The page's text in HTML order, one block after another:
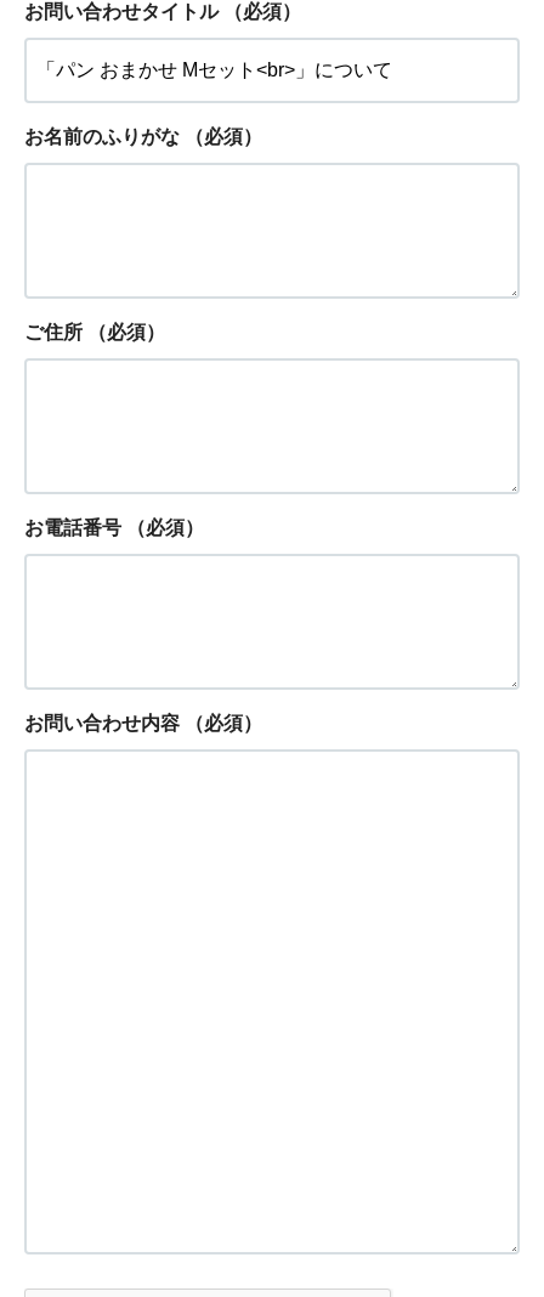
お問い合わせタイトル （必須）
お名前のふりがな （必須）
ご住所 （必須）
お電話番号 （必須）
お問い合わせ内容 （必須）